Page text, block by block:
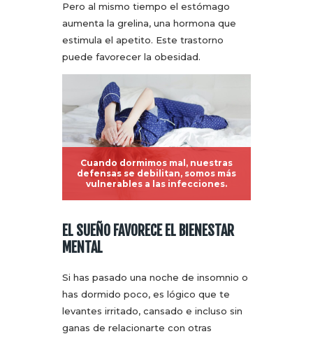
Pero al mismo tiempo el estómago
aumenta la grelina, una hormona que
estimula el apetito. Este trastorno
puede favorecer la obesidad.
Cuando dormimos mal, nuestras
defensas se debilitan, somos más
vulnerables a las infecciones.
EL SUEÑO FAVORECE EL BIENESTAR
MENTAL
Si has pasado una noche de insomnio o
has dormido poco, es lógico que te
levantes irritado, cansado e incluso sin
ganas de relacionarte con otras